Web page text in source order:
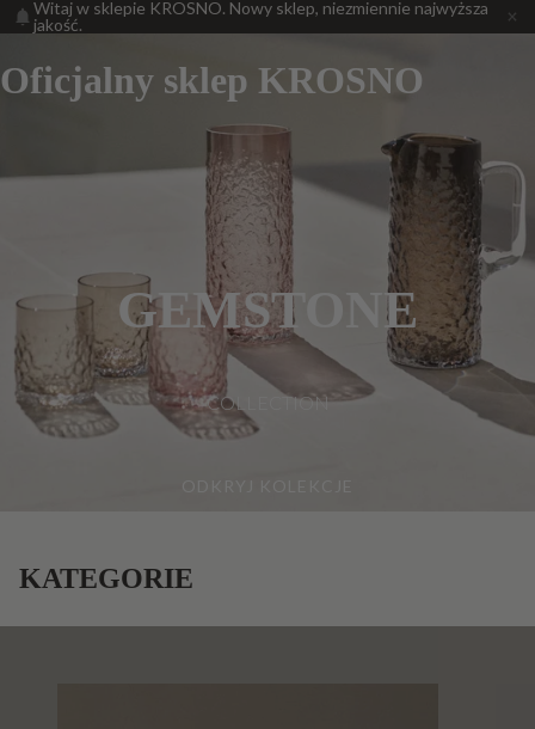
Witaj w sklepie KROSNO. Nowy sklep, niezmiennie najwyższa
jakość.
Oficjalny sklep KROSNO
GEMSTONE
COLLECTION
KATEGORIE